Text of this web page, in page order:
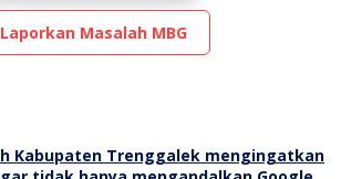
Laporkan Masalah MBG